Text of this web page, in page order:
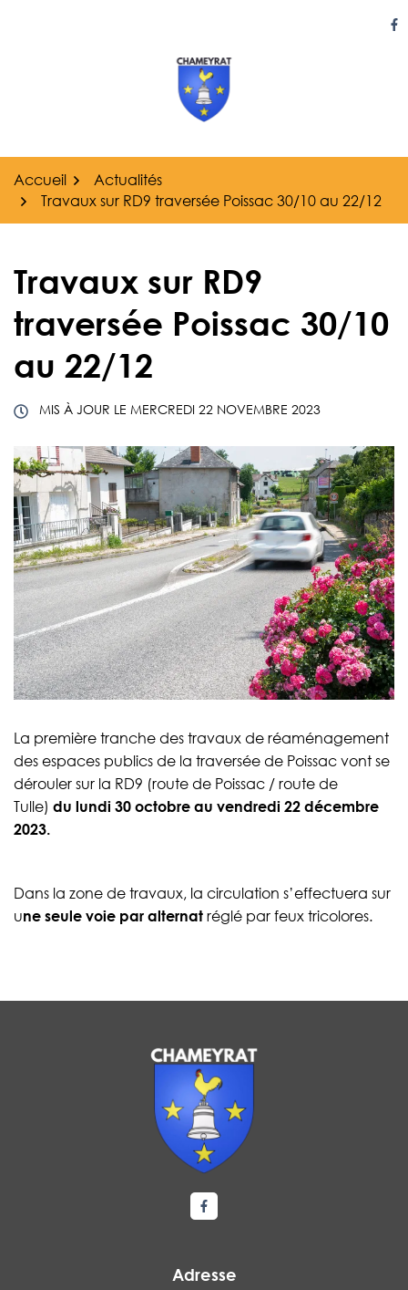
Accueil
Actualités
Travaux sur RD9 traversée Poissac 30/10 au 22/12
Travaux sur RD9
traversée Poissac 30/10
au 22/12
MIS À JOUR LE MERCREDI 22 NOVEMBRE 2023
La première tranche des travaux de réaménagement
des espaces publics de la traversée de Poissac vont se
dérouler sur la RD9 (route de Poissac / route de
Tulle) du lundi 30 octobre au vendredi 22 décembre
2023.
Dans la zone de travaux, la circulation s’effectuera sur
une seule voie par alternat réglé par feux tricolores.
Lien vers le compte Facebook
Adresse